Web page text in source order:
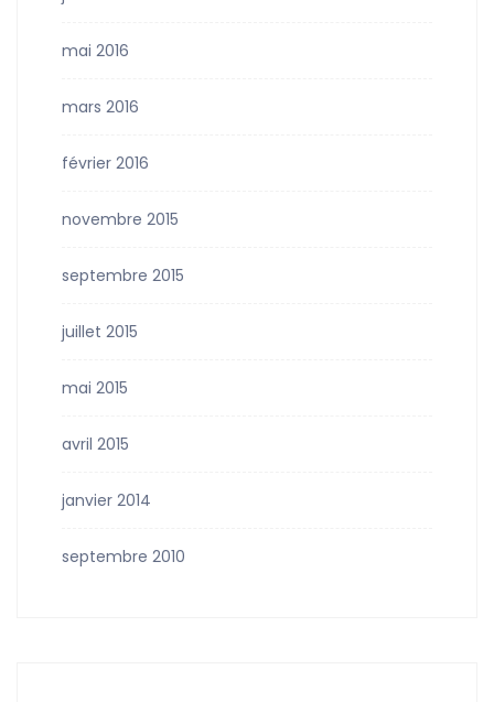
mai 2016
mars 2016
février 2016
novembre 2015
septembre 2015
juillet 2015
mai 2015
avril 2015
janvier 2014
septembre 2010